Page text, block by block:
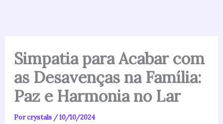
Simpatia para Acabar com
as Desavenças na Família:
Paz e Harmonia no Lar
Porcrystals /10/10/2024